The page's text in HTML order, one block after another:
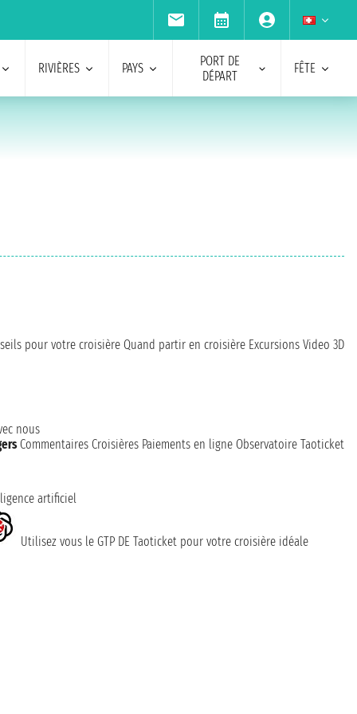
RIVIÈRES PAYS
PORT DE
DÉPART
FÊTE
pour votre croisière Quand partir en croisière Excursions Video 3D
nous
Commentaires Croisières Paiements en ligne Observatoire Taoticket
artificiel
Utilisez vous le GTP DE Taoticket pour votre croisière idéale